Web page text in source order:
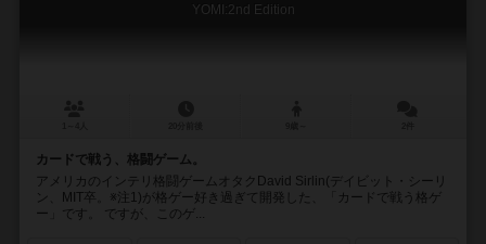
YOMI:2nd Edition
カードで戦う、格闘ゲーム。
アメリカのインテリ格闘ゲームオタクDavid Sirlin(デイビット・シーリ
ン、MIT卒。※注1)が格ゲー好き過ぎて開発した、「カードで戦う格ゲ
ー」です。 ですが、このゲ...